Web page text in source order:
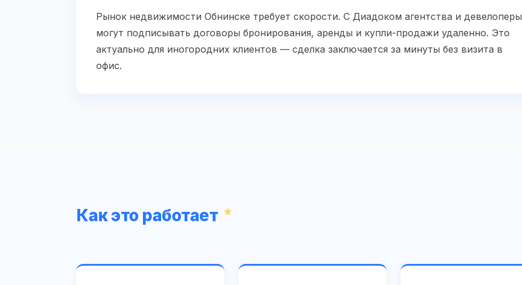
Рынок недвижимости Обнинске требует скорости. С Диадоком агентства и девелоперы
могут подписывать договоры бронирования, аренды и купли-продажи удаленно. Это
актуально для иногородних клиентов — сделка заключается за минуты без визита в
офис.
Как это работает